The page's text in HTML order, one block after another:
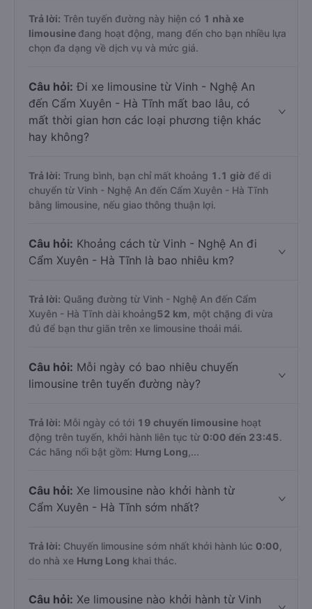
Trả lời: Trên tuyến đường này hiện có 1 nhà xe
limousine đang hoạt động, mang đến cho bạn nhiều lựa
chọn đa dạng về dịch vụ và mức giá.
Câu hỏi: Đi xe limousine từ Vinh - Nghệ An
đến Cẩm Xuyên - Hà Tĩnh mất bao lâu, có
mất thời gian hơn các loại phương tiện khác
hay không?
Trả lời: Trung bình, bạn chỉ mất khoảng 1.1 giờ để di
chuyển từ Vinh - Nghệ An đến Cẩm Xuyên - Hà Tĩnh
bằng limousine, nếu giao thông thuận lợi.
Câu hỏi: Khoảng cách từ Vinh - Nghệ An đi
Cẩm Xuyên - Hà Tĩnh là bao nhiêu km?
Trả lời: Quãng đường từ Vinh - Nghệ An đến Cẩm
Xuyên - Hà Tĩnh dài khoảng52 km , một chặng đi vừa
đủ để bạn thư giãn trên xe limousine thoải mái.
Câu hỏi: Mỗi ngày có bao nhiêu chuyến
limousine trên tuyến đường này?
Trả lời: Mỗi ngày có tới 19 chuyến limousine hoạt
động trên tuyến, khởi hành liên tục từ 0:00 đến 23:45.
Các hãng nổi bật gồm: Hưng Long ,...
Câu hỏi: Xe limousine nào khởi hành từ
Cẩm Xuyên - Hà Tĩnh sớm nhất?
Trả lời: Chuyến limousine sớm nhất khởi hành lúc 0:00
do nhà xe Hưng Long khai thác.
Câu hỏi: Xe limousine nào khởi hành từ Vinh